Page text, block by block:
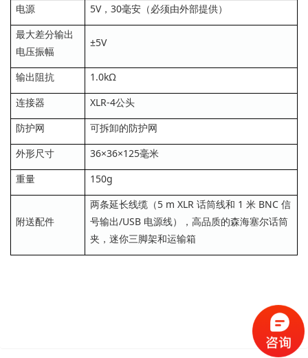
电源
5V，30毫安（必须由外部提供）
最大差分输出
电压振幅
±5V
输出阻抗
1.0kΩ
连接器
XLR-4公头
防护网
可拆卸的防护网
外形尺寸
36×36×125毫米
重量
150g
附送配件
两条延长线缆（5 m XLR 话筒线和 1 米 BNC 信
号输出/USB 电源线），高品质的森海塞尔话筒
夹，迷你三脚架和运输箱